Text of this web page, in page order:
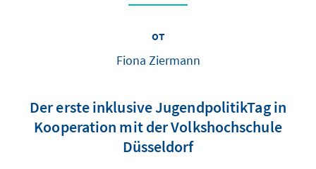
от
Fiona Ziermann
Der erste inklusive JugendpolitikTag in
Kooperation mit der Volkshochschule
Düsseldorf